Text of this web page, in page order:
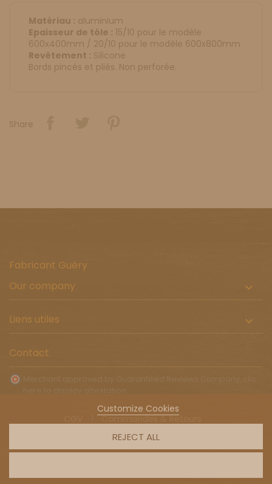
Customize Cookies
REJECT ALL
Matériau : aluminium
Epaisseur de tôle : 15/10 pour le modèle
600x400mm / 20/10 pour le modèle 600x800mm
Revêtement : Silicone
Bords pincés et pliés. Non perforée.
Share
Fabricant Guéry
Our company

Liens utiles 
Contact
Commandes & Retours
Livraison à l'international